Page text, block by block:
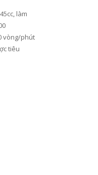
làm
vòng/phút
tiêu